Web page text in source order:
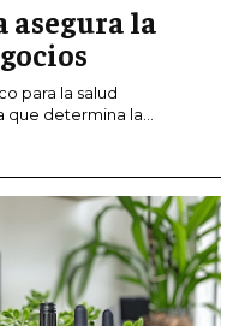
asegura la
para la salud
determina la...